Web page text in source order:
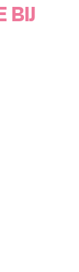
BIJ